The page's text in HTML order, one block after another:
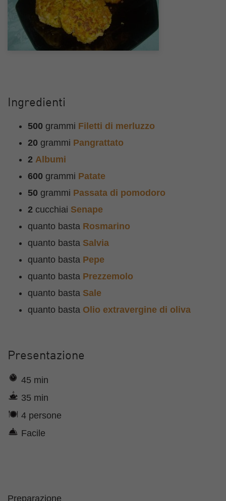
Ingredienti
500 grammi Filetti di merluzzo
20 grammi Pangrattato
2 Albumi
600 grammi Patate
50 grammi Passata di pomodoro
2 cucchiai Senape
quanto basta Rosmarino
quanto basta Salvia
quanto basta Pepe
quanto basta Prezzemolo
quanto basta Sale
quanto basta Olio extravergine di oliva
Presentazione
45 min
35 min
4 persone
Facile
Preparazione